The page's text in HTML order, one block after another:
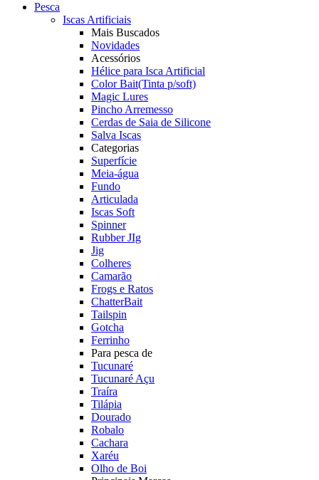
Pesca
Iscas Artificiais
Mais Buscados
Novidades
Acessórios
Hélice para Isca Artificial
Color Bait(Tinta p/soft)
Magic Lures
Pincho Arremesso
Cerdas de Saia de Silicone
Salva Iscas
Categorias
Superfície
Meia-água
Fundo
Articulada
Iscas Soft
Spinner
Rubber JIg
Jig
Colheres
Camarão
Frogs e Ratos
ChatterBait
Tailspin
Gotcha
Ferrinho
Para pesca de
Tucunaré
Tucunaré Açu
Traíra
Tilápia
Dourado
Robalo
Cachara
Xaréu
Olho de Boi